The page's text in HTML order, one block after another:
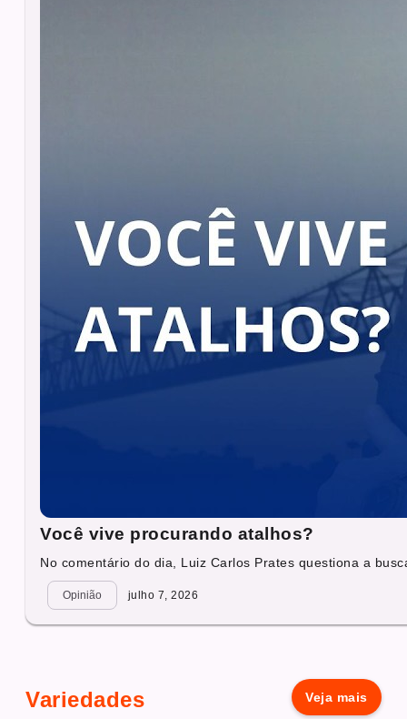
Você vive procurando atalhos?
No comentário do dia, Luiz Carlos Prates questiona a
Opinião julho 7, 2026
Variedades Veja mais